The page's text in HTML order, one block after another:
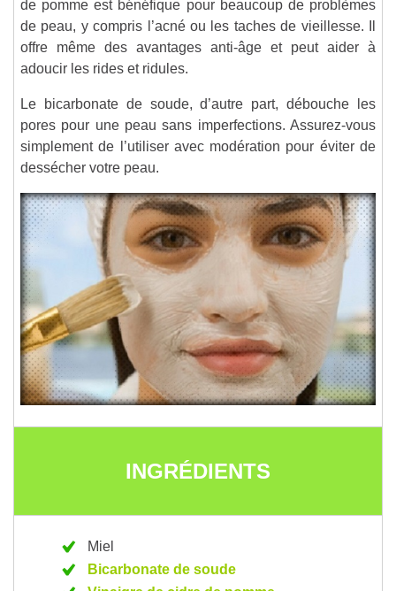
de pomme est bénéfique pour beaucoup de problèmes
de peau, y compris l’acné ou les taches de vieillesse. Il
offre même des avantages anti-âge et peut aider à
adoucir les rides et ridules.
Le bicarbonate de soude, d’autre part, débouche les
pores pour une peau sans imperfections. Assurez-vous
simplement de l’utiliser avec modération pour éviter de
dessécher votre peau.
INGRÉDIENTS
Miel
Bicarbonate de soude